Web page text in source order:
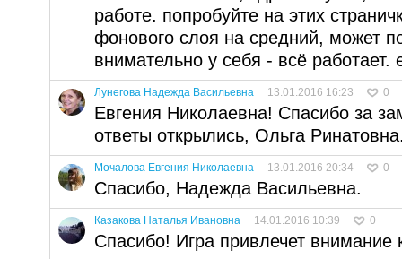
работе. попробуйте на этих
фонового слоя на средний, может
внимательно у себя - всё работает.
Лунегова Надежда Васильевна 13.01.2016 16:23 0
Евгения Николаевна! Спасибо за
ответы открылись, Ольга
Мочалова Евгения Николаевна 13.01.2016 20:34 0
Спасибо, Надежда Васильевна.
Казакова Наталья Ивановна 14.01.2016 10:39 0
Спасибо! Игра привлечет внимание